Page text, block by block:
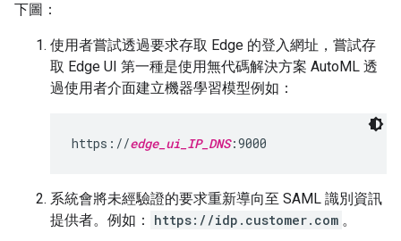
下圖：
使用者嘗試透過要求存取 Edge 的登入網址，嘗試存
取 Edge UI 第一種是使用無代碼解決方案 AutoML 透
過使用者介面建立機器學習模型例如：
https://edge_ui_IP_DNS:9000
系統會將未經驗證的要求重新導向至 SAML 識別資訊
提供者。例如：
https://idp.customer.com 。